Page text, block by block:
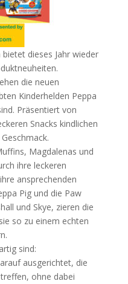
dieses Jahr wieder
die neuen
Kinderhelden Peppa
Präsentiert von
Snacks kindlichen
Magdalenas und
ihre leckeren
ansprechenden
Pig und die Paw
und Skye, zieren die
so zu einem echten
sind:
ausgerichtet, die
ohne dabei